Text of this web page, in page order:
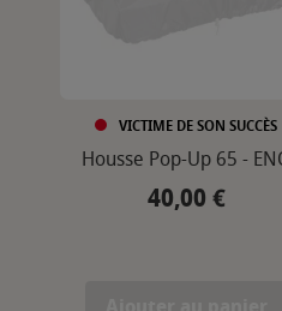
VICTIME DE SON SUCCÈS
Housse Pop-Up 65 -
Prix
40,00 €